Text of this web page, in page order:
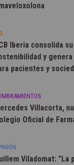
Iberia consolida
y
pacientes y
Villacorta,
Oficial de
Viladomat: "La